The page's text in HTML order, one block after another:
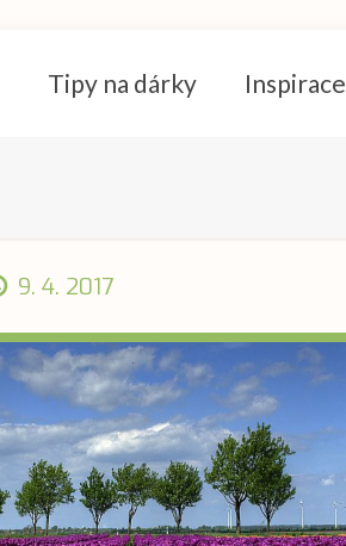
Tipy na dárky Inspirace
9. 4. 2017